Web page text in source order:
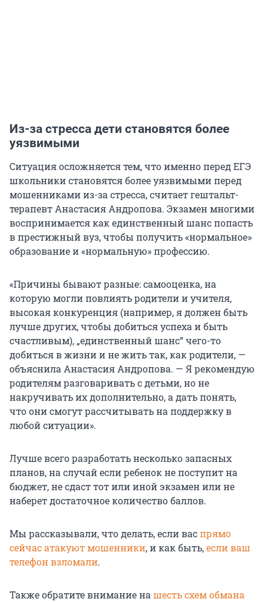
Из-за стресса дети становятся более
уязвимыми
Ситуация осложняется тем, что именно перед ЕГЭ
школьники становятся более уязвимыми перед
мошенниками из-за стресса, считает гештальт-
терапевт Анастасия Андропова. Экзамен многими
воспринимается как единственный шанс попасть
в престижный вуз, чтобы получить «нормальное»
образование и «нормальную» профессию.
«Причины бывают разные: самооценка, на
которую могли повлиять родители и учителя,
высокая конкуренция (например, я должен быть
лучше других, чтобы добиться успеха и быть
счастливым), „единственный шанс“ чего-то
добиться в жизни и не жить так, как родители, —
объяснила Анастасия Андропова. — Я рекомендую
родителям разговаривать с детьми, но не
накручивать их дополнительно, а дать понять,
что они смогут рассчитывать на поддержку в
любой ситуации».
Лучше всего разработать несколько запасных
планов, на случай если ребенок не поступит на
бюджет, не сдаст тот или иной экзамен или не
наберет достаточное количество баллов.
Мы рассказывали, что делать, если васпрямо
сейчас атакуют мошенники, и как быть,если ваш
телефон взломали.
Также обратите внимание нашесть схем обмана